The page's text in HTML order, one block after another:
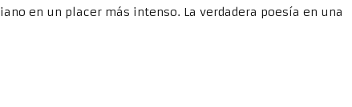
en un placer más intenso. La verdadera poesía en una